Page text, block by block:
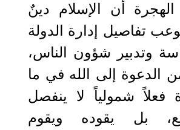
الهجرة أن الإسلام دينٌ
تفاصيل إدارة الدولة
وتدبير شؤون الناس،
الدعوة إلى الله في ما
فعلاً شمولياً لا ينفصل
بل يقوده ويقوم